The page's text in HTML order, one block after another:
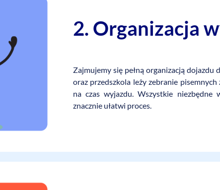
2. Organizacja
Zajmujemy się pełną organizacją dojazdu
oraz przedszkola leży zebranie
na czas wyjazdu. Wszystkie
znacznie ułatwi proces.